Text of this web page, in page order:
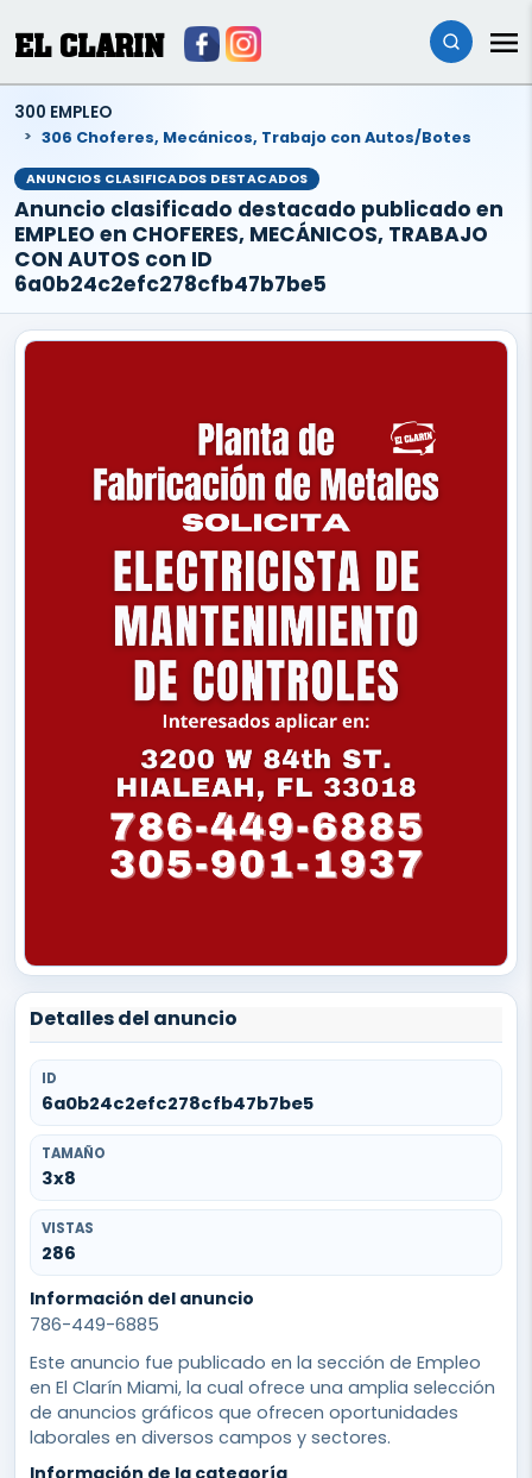
EL CLARIN
300 EMPLEO
306 Choferes, Mecánicos, Trabajo con Autos/Botes
ANUNCIOS CLASIFICADOS DESTACADOS
Anuncio clasificado destacado publicado en
EMPLEO en CHOFERES, MECÁNICOS, TRABAJO
CON AUTOS con ID
6a0b24c2efc278cfb47b7be5
Detalles del anuncio
ID
6a0b24c2efc278cfb47b7be5
TAMAÑO
3x8
VISTAS
286
Información del anuncio
786-449-6885
Este anuncio fue publicado en la sección de Empleo
en El Clarín Miami, la cual ofrece una amplia selección
de anuncios gráficos que ofrecen oportunidades
laborales en diversos campos y sectores.